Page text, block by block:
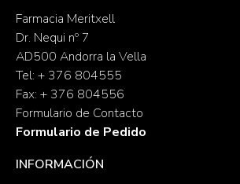
Farmacia Meritxell
Dr. Nequi nº 7
AD500 Andorra la Vella
Tel: + 376 804555
Fax: + 376 804556
Formulario de Contacto
Formulario de Pedido
INFORMACIÓN